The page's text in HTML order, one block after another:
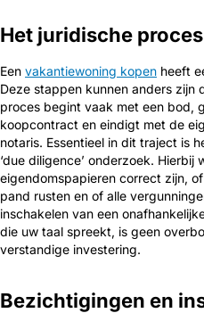
Het juridische
Een vakantiewoning kopen heeft
Deze stappen kunnen anders zijn
proces begint vaak met een bod,
koopcontract en eindigt met de
notaris. Essentieel in dit traject is
‘due diligence’ onderzoek.
eigendomspapieren correct zijn,
pand rusten en of alle
inschakelen van een
die uw taal spreekt, is geen
verstandige investering.
Bezichtigingen en